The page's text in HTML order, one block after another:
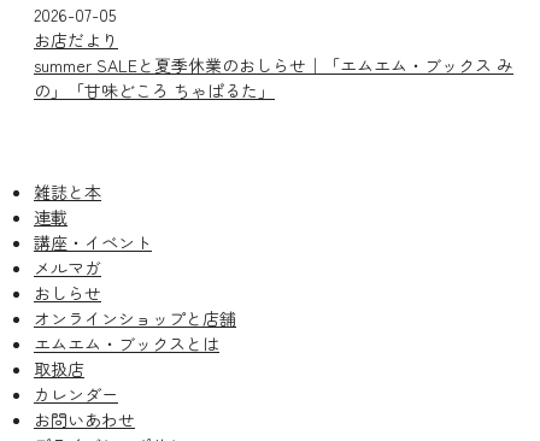
2026-07-05
お店だより
summer SALEと夏季休業のおしらせ｜「エムエム・ブックス み
の」「甘味どころ ちゃぱるた」
雑誌と本
連載
講座・イベント
メルマガ
おしらせ
オンラインショップと店舗
エムエム・ブックスとは
取扱店
カレンダー
お問いあわせ